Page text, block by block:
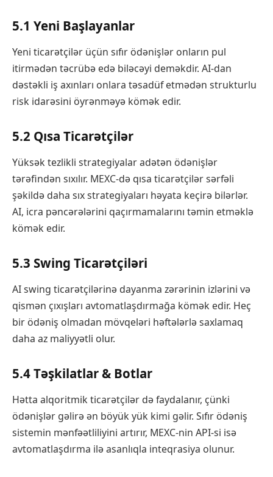
5.1 Yeni Başlayanlar
Yeni ticarətçilər üçün sıfır ödənişlər onların pul
itirmədən təcrübə edə biləcəyi deməkdir. AI-dan
dəstəkli iş axınları onlara təsadüf etmədən strukturlu
risk idarəsini öyrənməyə kömək edir.
5.2 Qısa Ticarətçilər
Yüksək tezlikli strategiyalar adətən ödənişlər
tərəfindən sıxılır. MEXC-də qısa ticarətçilər sərfəli
şəkildə daha sıx strategiyaları həyata keçirə bilərlər.
AI, icra pəncərələrini qaçırmamalarını təmin etməklə
kömək edir.
5.3 Swing Ticarətçiləri
AI swing ticarətçilərinə dayanma zərərinin izlərini və
qismən çıxışları avtomatlaşdırmağa kömək edir. Heç
bir ödəniş olmadan mövqeləri həftələrlə saxlamaq
daha az maliyyətli olur.
5.4 Təşkilatlar & Botlar
Hətta alqoritmik ticarətçilər də faydalanır, çünki
ödənişlər gəlirə ən böyük yük kimi gəlir. Sıfır ödəniş
sistemin mənfəətliliyini artırır, MEXC-nin API-si isə
avtomatlaşdırma ilə asanlıqla inteqrasiya olunur.